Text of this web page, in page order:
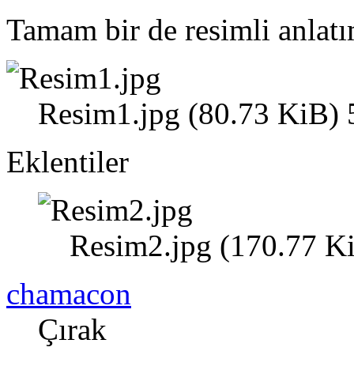
Tamam bir de resimli
Resim1.jpg (80.73 KiB)
Eklentiler
Resim2.jpg (170.77
chamacon
Çırak